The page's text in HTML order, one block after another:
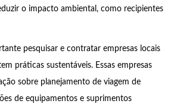
o impacto ambiental, como recipientes
pesquisar e contratar empresas locais
práticas sustentáveis. Essas empresas
sobre planejamento de viagem de
de equipamentos e suprimentos